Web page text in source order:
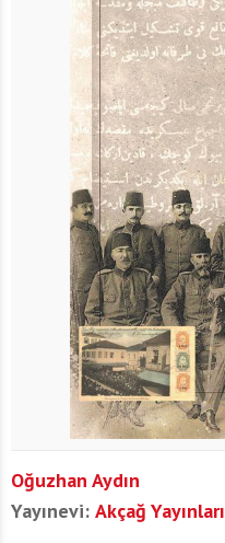
Oğuzhan Aydın
Yayınevi: Akçağ Yayınları